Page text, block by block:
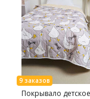
Покрывало